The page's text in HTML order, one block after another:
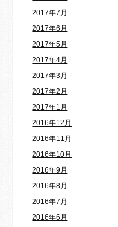
2017年7月
2017年6月
2017年5月
2017年4月
2017年3月
2017年2月
2017年1月
2016年12月
2016年11月
2016年10月
2016年9月
2016年8月
2016年7月
2016年6月